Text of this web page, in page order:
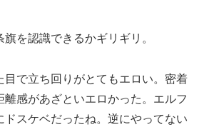
を認識できるかギリギリ。
目で立ち回りがとてもエロい。密着
離感があざといエロかった。エルフ
スケベだったね。逆にやってない